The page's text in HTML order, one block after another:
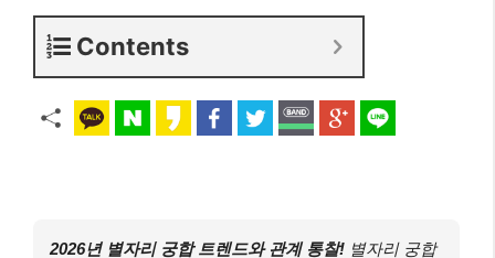
Contents
2026년 별자리 궁합 트렌드와 관계 통찰! 별자리 궁합